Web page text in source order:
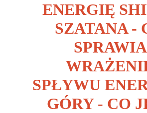
ENERGIĘ
SZATANA -
SPRAWIA
SPŁYWU
GÓRY - CO